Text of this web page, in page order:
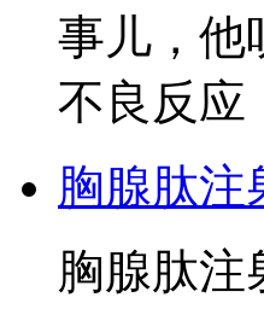
事儿，他
不良反应
胸腺肽注
胸腺肽注